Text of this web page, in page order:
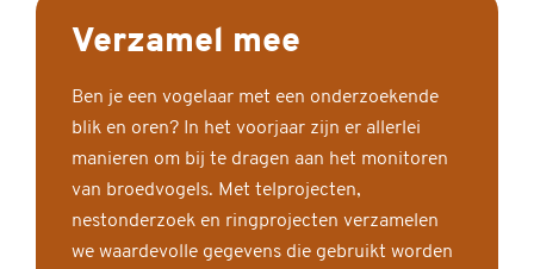
Verzamel mee
Ben je een vogelaar met een onderzoekende
blik en oren? In het voorjaar zijn er allerlei
manieren om bij te dragen aan het monitoren
van broedvogels. Met telprojecten,
nestonderzoek en ringprojecten verzamelen
we waardevolle gegevens die gebruikt worden